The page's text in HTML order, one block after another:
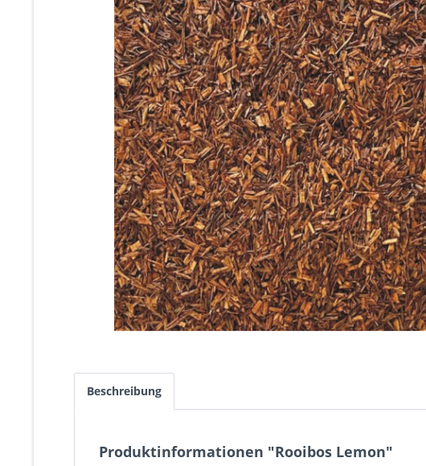
Beschreibung
Produktinformationen "Rooibos Lemon"